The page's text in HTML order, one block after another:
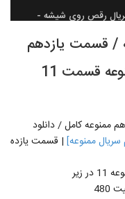
سریال رقص روی شیشه -
قسمت دهم سریال ممنوعه فصل دوم 2
دانلود قسمت هشتم 8م سریال سالهای دور از
دانلود هیولا قسمت 8(کامل)| قسمت هشتم
قسمت 11 ممنوعه / قسمت یازدهم
ممنوعه کامل / دانلود سریال ممنوعه قسمت 11
یازدهم ممنوعه کامل / دانلود
ممنوعه] | قسمت یازده
زیر